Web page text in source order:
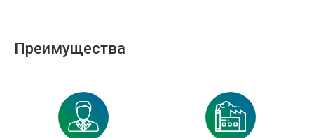
Преимущества